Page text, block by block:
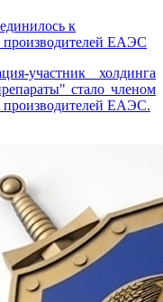
к
производителей ЕАЭС
участник холдинга
стало членом
производителей ЕАЭС.